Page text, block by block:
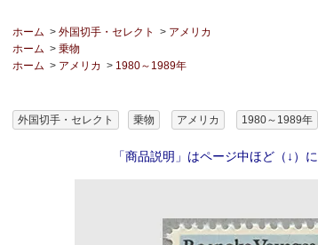
ホーム > 外国切手・セレクト > アメリカ
ホーム > 乗物
ホーム > アメリカ > 1980～1989年
外国切手・セレクト 乗物 アメリカ 1980～1989年
「商品説明」はページ中ほど（↓）